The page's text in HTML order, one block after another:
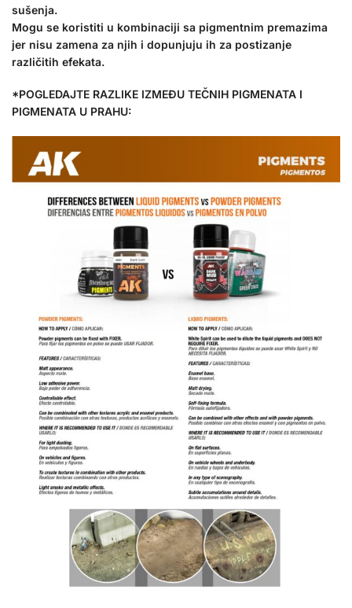
sušenja.
Mogu se koristiti u kombinaciji sa pigmentnim premazima
jer nisu zamena za njih i dopunjuju ih za postizanje
različitih efekata.
*POGLEDAJTE RAZLIKE IZMEĐU TEČNIH PIGMENATA I
PIGMENATA U PRAHU: